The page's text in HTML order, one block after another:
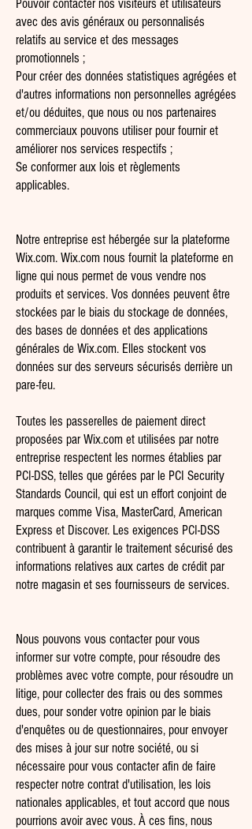
Pouvoir contacter nos visiteurs et utilisateurs
avec des avis généraux ou personnalisés
relatifs au service et des messages
promotionnels ;
Pour créer des données statistiques agrégées et
d'autres informations non personnelles agrégées
et/ou déduites, que nous ou nos partenaires
commerciaux pouvons utiliser pour fournir et
améliorer nos services respectifs ;
Se conformer aux lois et règlements
applicables.
Notre entreprise est hébergée sur la plateforme
Wix.com. Wix.com nous fournit la plateforme en
ligne qui nous permet de vous vendre nos
produits et services. Vos données peuvent être
stockées par le biais du stockage de données,
des bases de données et des applications
générales de Wix.com. Elles stockent vos
données sur des serveurs sécurisés derrière un
pare-feu.
Toutes les passerelles de paiement direct
proposées par Wix.com et utilisées par notre
entreprise respectent les normes établies par
PCI-DSS, telles que gérées par le PCI Security
Standards Council, qui est un effort conjoint de
marques comme Visa, MasterCard, American
Express et Discover. Les exigences PCI-DSS
contribuent à garantir le traitement sécurisé des
informations relatives aux cartes de crédit par
notre magasin et ses fournisseurs de services.
Nous pouvons vous contacter pour vous
informer sur votre compte, pour résoudre des
problèmes avec votre compte, pour résoudre un
litige, pour collecter des frais ou des sommes
dues, pour sonder votre opinion par le biais
d'enquêtes ou de questionnaires, pour envoyer
des mises à jour sur notre société, ou si
nécessaire pour vous contacter afin de faire
respecter notre contrat d'utilisation, les lois
nationales applicables, et tout accord que nous
pourrions avoir avec vous. À ces fins, nous